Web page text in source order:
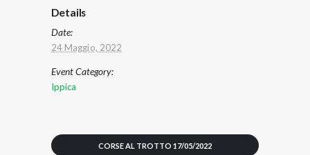
Details
Date:
24 Maggio, 2022
Event Category:
Ippica
CORSE AL TROTTO 17/05/2022